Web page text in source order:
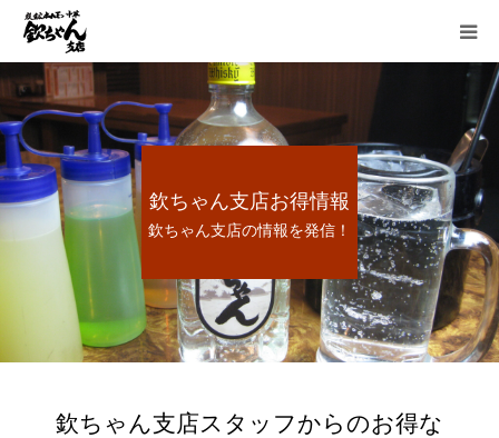
欽ちゃん支店お得情報
欽ちゃん支店の情報を発信！
欽ちゃん支店スタッフからのお得な
HOME
お得情報
お品書き
宴会
懐かしい炭鉱ホルモン
想い出のあとに